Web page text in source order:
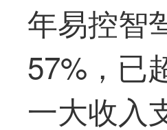
年易控智
57%，已
一大收入